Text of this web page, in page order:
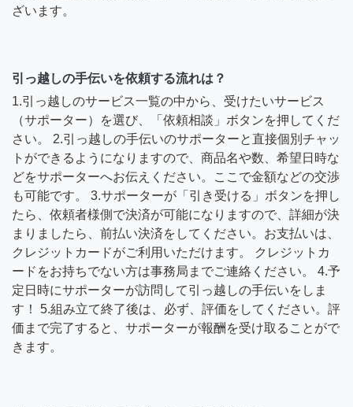
ざいます。
引っ越しの手伝いを依頼する流れは？
1.引っ越しのサービス一覧の中から、受けたいサービス
（サポーター）を選び、「依頼相談」ボタンを押してくだ
さい。 2.引っ越しの手伝いのサポーターと直接個別チャッ
トができるようになりますので、商品名や数、希望日時な
どをサポーターへお伝えください。ここで金額などの交渉
も可能です。 3.サポーターが「引き受ける」ボタンを押し
たら、依頼者様側で決済が可能になりますので、詳細が決
まりましたら、前払い決済をしてください。お支払いは、
クレジットカードがご利用いただけます。 クレジットカ
ードをお持ちでない方は事務局までご連絡ください。 4.予
定日時にサポーターが訪問して引っ越しの手伝いをしま
す！ 5.組み立て終了後は、必ず、評価をしてください。評
価まで完了すると、サポーターが報酬を受け取ることがで
きます。